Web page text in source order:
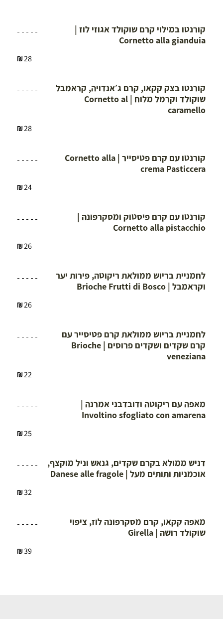
קורנטו במילוי קרם שוקולד אגוזי לוז |
Cornetto alla gianduia
28
קורנטו בצק קקאו, קרם ג׳אנדויה, קראמבל
שוקולד וקרמל מלוח | Cornetto al
caramello
28
קורנטו עם קרם פטיסייר | Cornetto alla
crema Pasticcera
24
קורנטו עם קרם פיסטוק ומסקרפונה |
Cornetto alla pistacchio
26
לחמניית בריוש ממולאת ריקוטה, פירות יער
וקראמבל | Brioche Frutti di Bosco
26
לחמניית בריוש ממולאת קרם פטיסייר עם
קרם שקדים ושקדים פרוסים | Brioche
veneziana
22
מאפה עם ריקוטה ודובדבני אמרנה |
Involtino sfogliato con amarena
25
דניש ממולא בקרם שקדים, גנאש וניל מוקצף,
אוכמניות ותותים מעל | Danese alle fragole
32
מאפה קקאו, קרם מסקרפונה לוז, ציפוי
שוקולד רושה | Girella
39